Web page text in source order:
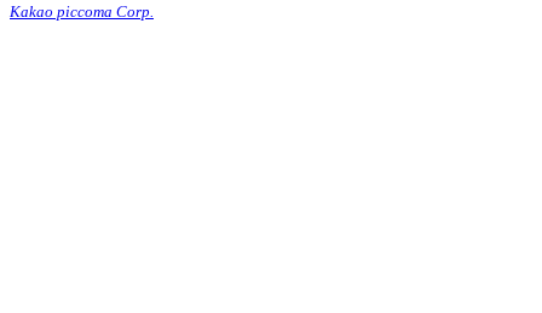
Kakao piccoma Corp.